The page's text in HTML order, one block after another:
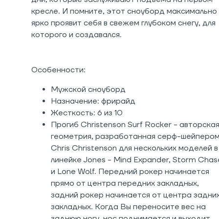
кресле. И помните, этот сноуборд максимально
ярко проявит себя в свежем глубоком снегу, для
которого и создавался.
Особенности:
Мужской сноуборд
Назначение: фрирайд
Жесткость: 6 из 10
Прогиб Christenson Surf Rocker - авторская
геометрия, разработанная серф-шейпером
Chris Christenson для нескольких моделей в
линейке Jones - Mind Expander, Storm
и Lone Wolf. Передний рокер начинается
прямо от центра передних закладных,
задний рокер начинается от центра
закладных. Когда Вы переносите вес на